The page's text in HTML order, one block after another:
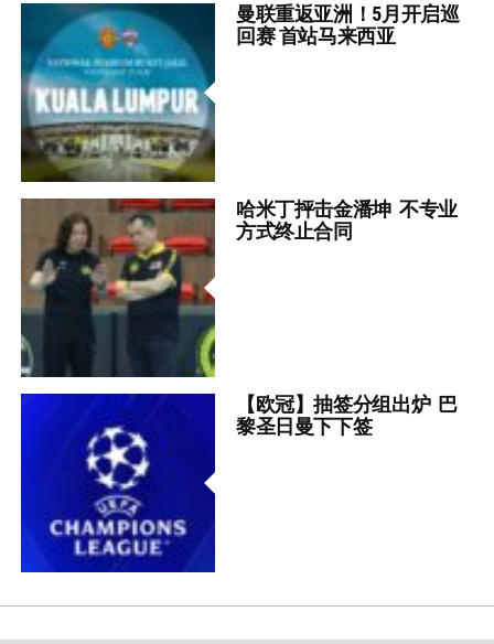
曼联重返亚洲！5月开启巡
回赛 首站马来西亚
哈米丁抨击金潘坤 不专业
方式终止合同
【欧冠】抽签分组出炉 巴
黎圣日曼下下签